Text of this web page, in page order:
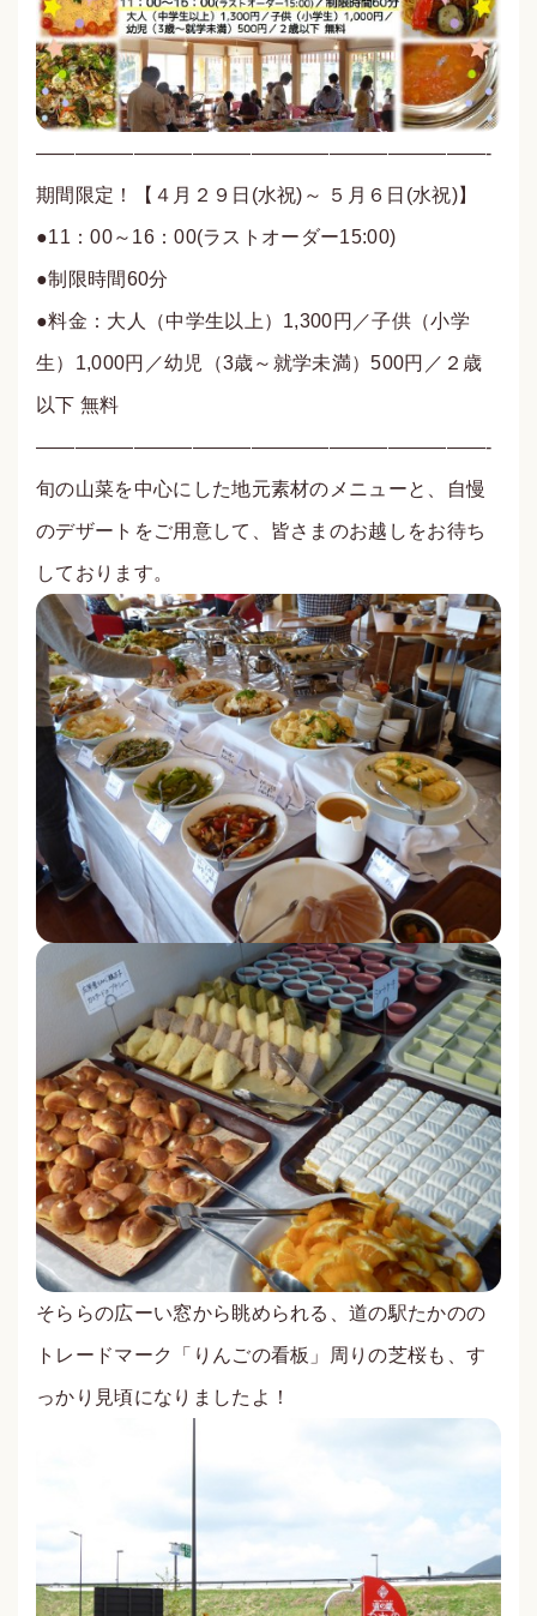
———————————————————————-
期間限定！【４月２９日(水祝)～ ５月６日(水祝)】
●11：00～16：00(ラストオーダー15:00)
●制限時間60分
●料金：大人（中学生以上）1,300円／子供（小学
生）1,000円／幼児（3歳～就学未満）500円／２歳
以下 無料
———————————————————————-
旬の山菜を中心にした地元素材のメニューと、自慢
のデザートをご用意して、皆さまのお越しをお待ち
しております。
そららの広ーい窓から眺められる、道の駅たかのの
トレードマーク「りんごの看板」周りの芝桜も、す
っかり見頃になりましたよ！